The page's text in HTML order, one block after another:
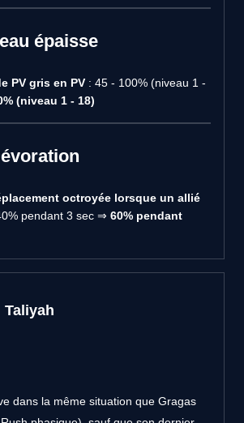
épaisse
PV gris en PV : 45 - 100% (niveau 1 -
(niveau 1 - 18)
octroyée lorsque un allié
pendant 3 sec ⇒ 60% pendant
Taliyah
dans la même situation que Gragas